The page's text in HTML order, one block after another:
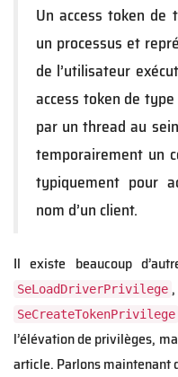
Un access token de
un processus et
de l’utilisateur
access token de type
par un thread au
temporairement un
typiquement pour
nom d’un client.
Il existe beaucoup
SeLoadDriverPrivilege
SeCreateTokenPrivilege
l’élévation de privilèges,
article. Parlons maintenant